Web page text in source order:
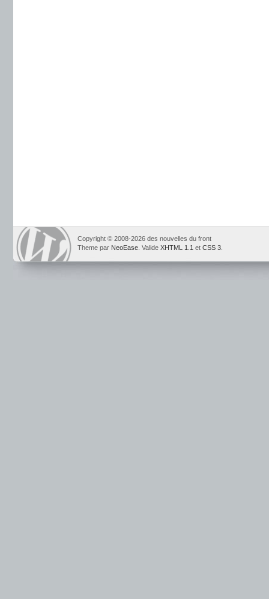
Copyright © 2008-2026 des nouvelles du front
Theme par NeoEase . Valide XHTML 1.1 et CSS 3